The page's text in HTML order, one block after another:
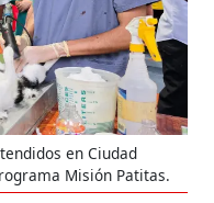
en Ciudad
Misión Patitas.